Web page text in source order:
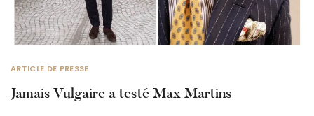
ARTICLE DE PRESSE
Jamais Vulgaire a testé Max Martins